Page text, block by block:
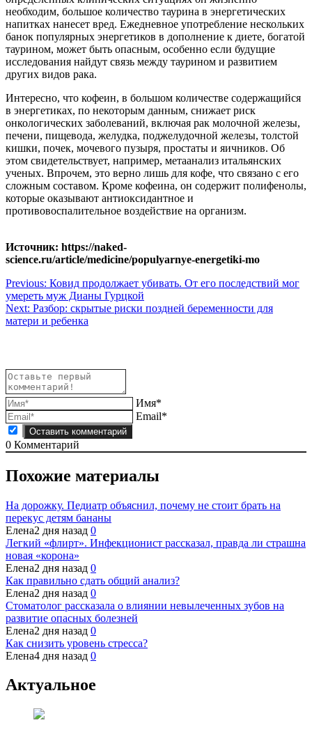
необходим, большое количество таурина в энергетических
напитках нанесет вред. Ежедневное употребление нескольких
банок популярных энергетиков в дополнение к диете, богатой
таурином, может быть опасным, особенно если будущие
исследования найдут связь между таурином и развитием
других видов рака.
Интересно, что кофеин, в большом количестве содержащийся
в энергетиках, по некоторым данным, снижает риск
онкологических заболеваний, включая рак молочной железы,
печени, пищевода, желудка, поджелудочной железы, толстой
кишки, почек, мочевого пузыря, простаты и яичников. Об
этом свидетельствует, например, метаанализ итальянских
ученых. Впрочем, это верно лишь для кофе, что связано с его
сложным составом. Кроме кофеина, он содержит полифенолы,
которые оказывают антиоксидантное и
противовоспалительное воздействие на организм.
Источник: https://naked-
science.ru/article/medicine/populyarnye-energetiki-mo
Навигация
по
записям
Previous: Ковид продолжает убивать. От его последствий мог
умереть муж Дианы Гурцкой
Next: Разбор: скрытые риски поздней беременности для
матери и ребенка
Имя*
Email*
0 Комментарий
Похожие материалы
На дорожку. Педиатр объяснил, почему не стоит брать на
перекус детям бананы
Елена2 дня назад 0
Легкий «флирт». Инфекционист рассказал, правда ли страшна
новая «корона»
Елена2 дня назад 0
Как правильно сдать общий анализ?
Елена2 дня назад 0
Стоматолог рассказала о влиянии невылеченных зубов на
развитие опасных болезней
Елена2 дня назад 0
Как снизить уровень стресса?
Елена4 дня назад 0
Актуальное